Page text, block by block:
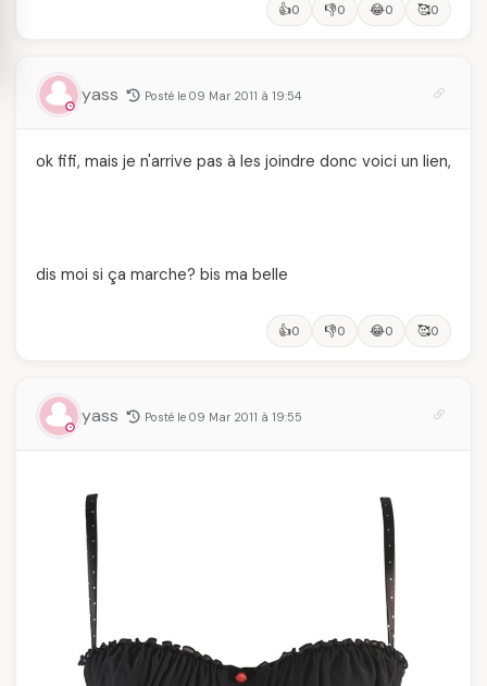
👍0 👎0 😂0 🥰0
yass Posté le 09 Mar 2011 à 19:54
ok fifi, mais je n'arrive pas à les joindre donc voici un lien,
dis moi si ça marche? bis ma belle
👍0 👎0 😂0 🥰0
yass Posté le 09 Mar 2011 à 19:55